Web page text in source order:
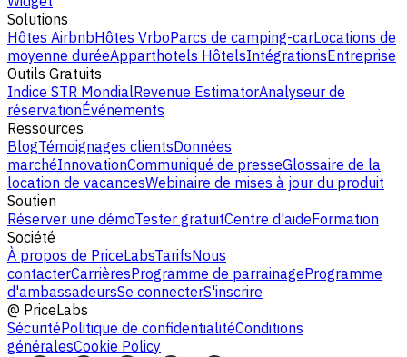
Solutions
Hôtes AirbnbHôtes VrboParcs de camping-carLocations de
moyenne duréeApparthotels HôtelsIntégrationsEntreprise
Outils Gratuits
Indice STR MondialRevenue EstimatorAnalyseur de
réservationÉvénements
Ressources
BlogTémoignages clientsDonnées
marchéInnovationCommuniqué de presseGlossaire de la
location de vacancesWebinaire de mises à jour du produit
Soutien
Réserver une démoTester gratuitCentre d'aideFormation
Société
À propos de PriceLabsTarifsNous
contacterCarrièresProgramme de parrainageProgramme
d'ambassadeursSe connecterS'inscrire
@ PriceLabs
SécuritéPolitique de confidentialitéConditions
généralesCookie Policy